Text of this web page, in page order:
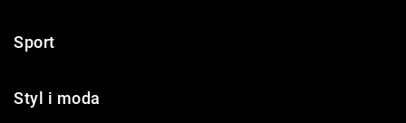
Sport
Styl i moda